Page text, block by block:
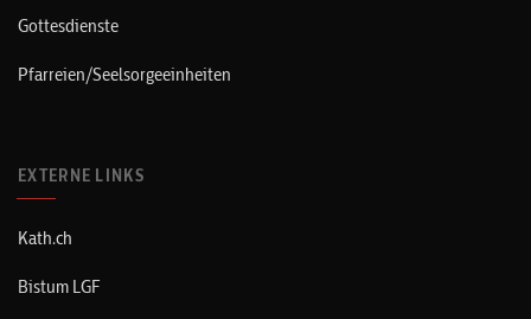
Gottesdienste
Pfarreien/Seelsorgeeinheiten
EXTERNE LINKS
Kath.ch
Bistum LGF